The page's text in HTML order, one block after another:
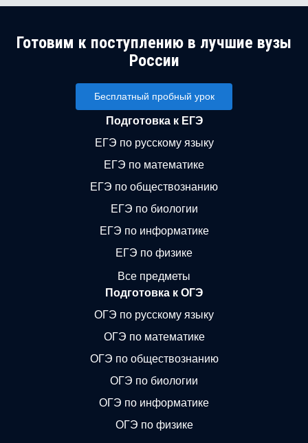
Готовим к поступлению в лучшие вузы
России
Бесплатный пробный урок
Подготовка к ЕГЭ
ЕГЭ по русскому языку
ЕГЭ по математике
ЕГЭ по обществознанию
ЕГЭ по биологии
ЕГЭ по информатике
ЕГЭ по физике
Все предметы
Подготовка к ОГЭ
ОГЭ по русскому языку
ОГЭ по математике
ОГЭ по обществознанию
ОГЭ по биологии
ОГЭ по информатике
ОГЭ по физике